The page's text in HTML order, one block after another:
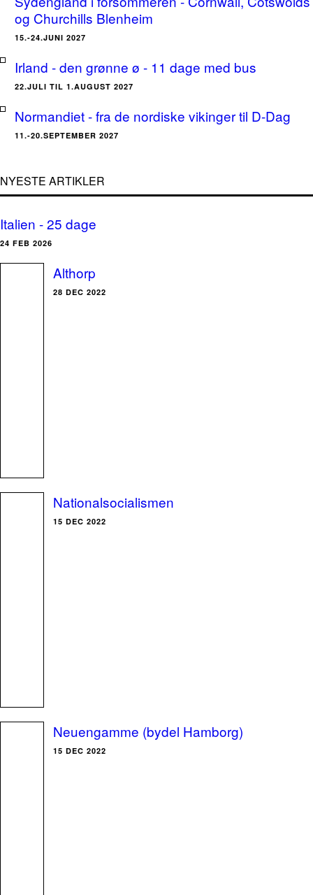
og Churchills Blenheim
15.-24.JUNI 2027
Irland - den grønne ø - 11 dage med bus
22.JULI TIL 1.AUGUST 2027
Normandiet - fra de nordiske vikinger til D-Dag
11.-20.SEPTEMBER 2027
NYESTE ARTIKLER
Italien - 25 dage
24 FEB 2026
Althorp
28 DEC 2022
Nationalsocialismen
15 DEC 2022
Neuengamme (bydel Hamborg)
15 DEC 2022